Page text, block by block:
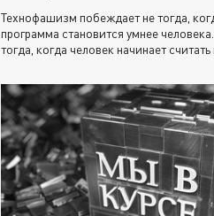
Технофашизм побеждает не тогда,
программа становится умнее
тогда, когда человек начинает